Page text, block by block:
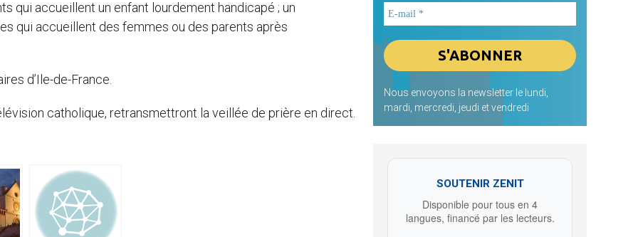
qui accueillent un enfant lourdement handicapé ; un
qui accueillent des femmes ou des parents après
d’Ile-de-France.
catholique, retransmettront la veillée de prière en direct.
Nous envoyons la newsletter le lundi,
mardi, mercredi, jeudi et vendredi
SOUTENIR ZENIT
Disponible pour tous en 4
langues, financé par les lecteurs.